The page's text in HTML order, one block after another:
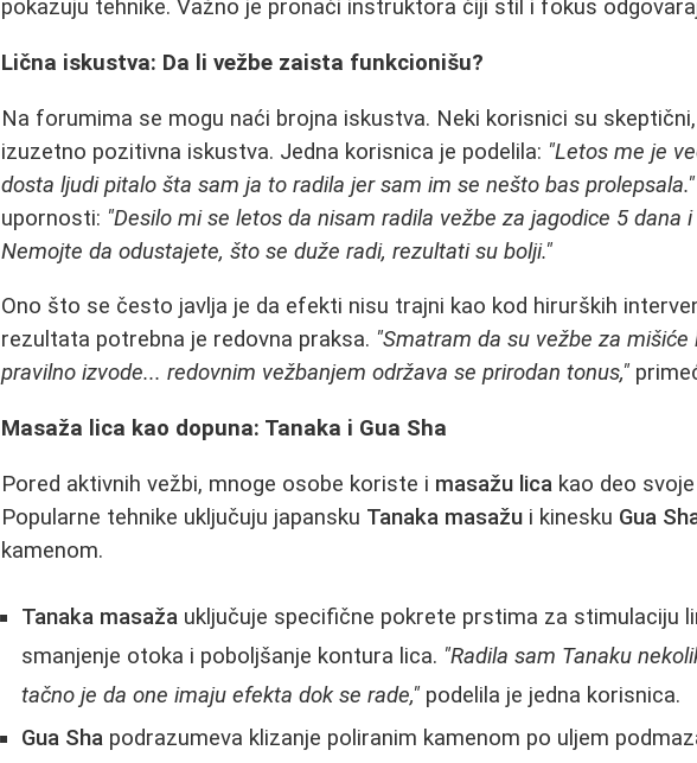
pokazuju tehnike. Važno je pronaći instruktora čiji stil i fokus
Lična iskustva: Da li vežbe zaista funkcionišu?
Na forumima se mogu naći brojna iskustva. Neki korisnici su
izuzetno pozitivna iskustva. Jedna korisnica je podelila: "Letos me je
dosta ljudi pitalo šta sam ja to radila jer sam im se nešto bas prolepsala."
upornosti: "Desilo mi se letos da nisam radila vežbe za jagodice 5 dana
Nemojte da odustajete, što se duže radi, rezultati su bolji."
Ono što se često javlja je da efekti nisu trajni kao kod hirurških
rezultata potrebna je redovna praksa. "Smatram da su vežbe za
pravilno izvode... redovnim vežbanjem održava se prirodan tonus,"
Masaža lica kao dopuna: Tanaka i Gua Sha
Pored aktivnih vežbi, mnoge osobe koriste i masažu lica kao deo
Popularne tehnike uključuju japansku Tanaka masažu i kinesku Gua
kamenom.
Tanaka masaža uključuje specifične pokrete prstima za stimulaciju
smanjenje otoka i poboljšanje kontura lica. "Radila sam Tanaku
tačno je da one imaju efekta dok se rade," podelila je jedna korisnica.
Gua Sha podrazumeva klizanje poliranim kamenom po uljem